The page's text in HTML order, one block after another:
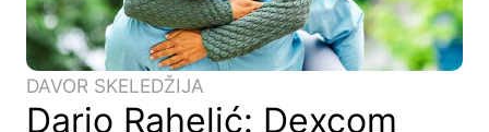
DAVOR SKELEDŽIJA
Dario Rahelić: Dexcom